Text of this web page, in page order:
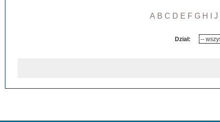
A B C D E F G H J
Dział: